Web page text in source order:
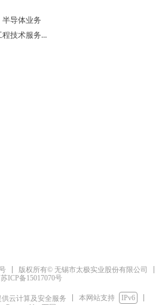
半导体业务
工程技术服务与新能源业务
版权所有© 无锡市太极实业股份有限公司
苏ICP备15017070号
云计算及安全服务 本网站支持
IPv6